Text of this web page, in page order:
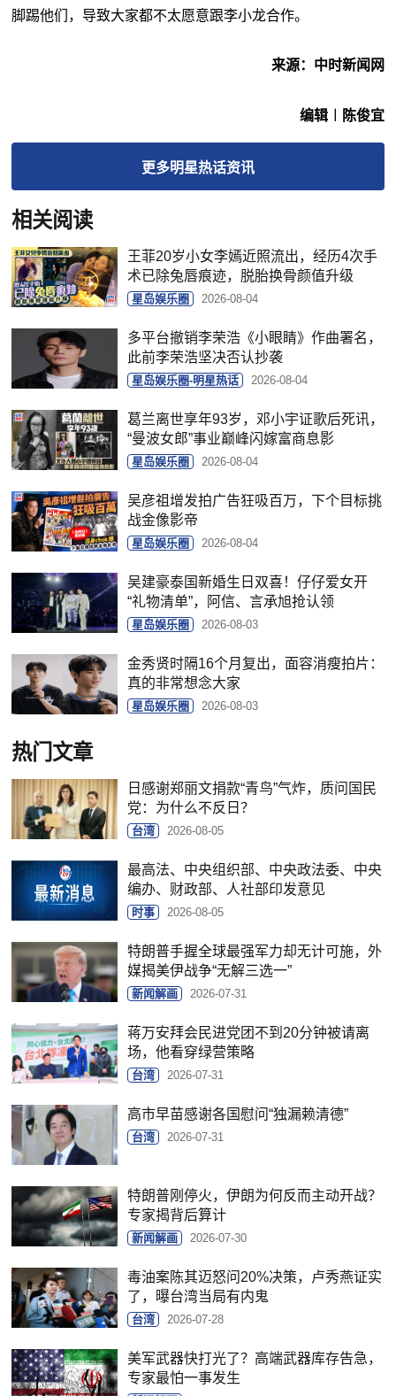
脚踢他们，导致大家都不太愿意跟李小龙合作。
来源：中时新闻网
编辑︱陈俊宜
更多明星热话资讯
相关阅读
王菲20岁小女李嫣近照流出，经历4次手
术已除兔唇痕迹，脱胎换骨颜值升级
星岛娱乐圈 2026-08-04
多平台撤销李荣浩《小眼睛》作曲署名，
此前李荣浩坚决否认抄袭
星岛娱乐圈-明星热话 2026-08-04
葛兰离世享年93岁，邓小宇证歌后死讯，
“曼波女郎”事业巅峰闪嫁富商息影
星岛娱乐圈 2026-08-04
吴彦祖增发拍广告狂吸百万，下个目标挑
战金像影帝
星岛娱乐圈 2026-08-04
吴建豪泰国新婚生日双喜！仔仔爱女开
“礼物清单”，阿信、言承旭抢认领
星岛娱乐圈 2026-08-03
金秀贤时隔16个月复出，面容消瘦拍片：
真的非常想念大家
星岛娱乐圈 2026-08-03
热门文章
日感谢郑丽文捐款“青鸟”气炸，质问国民
党：为什么不反日？
台湾 2026-08-05
最高法、中央组织部、中央政法委、中央
编办、财政部、人社部印发意见
时事 2026-08-05
特朗普手握全球最强军力却无计可施，外
媒揭美伊战争“无解三选一”
新闻解画 2026-07-31
蒋万安拜会民进党团不到20分钟被请离
场，他看穿绿营策略
台湾 2026-07-31
高市早苗感谢各国慰问“独漏赖清德”
台湾 2026-07-31
特朗普刚停火，伊朗为何反而主动开战？
专家揭背后算计
新闻解画 2026-07-30
毒油案陈其迈怒问20%决策，卢秀燕证实
了，曝台湾当局有内鬼
台湾 2026-07-28
美军武器快打光了？高端武器库存告急，
专家最怕一事发生